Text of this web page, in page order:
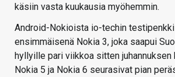
käsiin vasta kuukausia myöhemmin.
Android-Nokioista io-techin
ensimmäisenä Nokia 3, joka saapui
hyllyille pari viikkoa sitten juhannuksen
Nokia 5 ja Nokia 6 seurasivat pian